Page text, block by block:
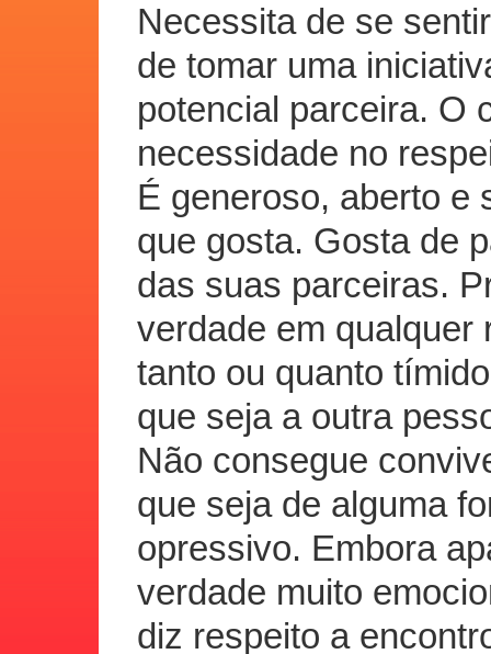
Necessita de se
de tomar uma
potencial parceira. O
necessidade no
É generoso, aberto e
que gosta. Gosta de
das suas parceiras.
verdade em qualquer
tanto ou quanto
que seja a outra
Não consegue
que seja de alguma
opressivo. Embora
verdade muito
diz respeito a